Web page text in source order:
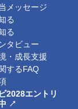
メッセージ
る
る
タビュー
・成長支援
するFAQ
2028エントリ